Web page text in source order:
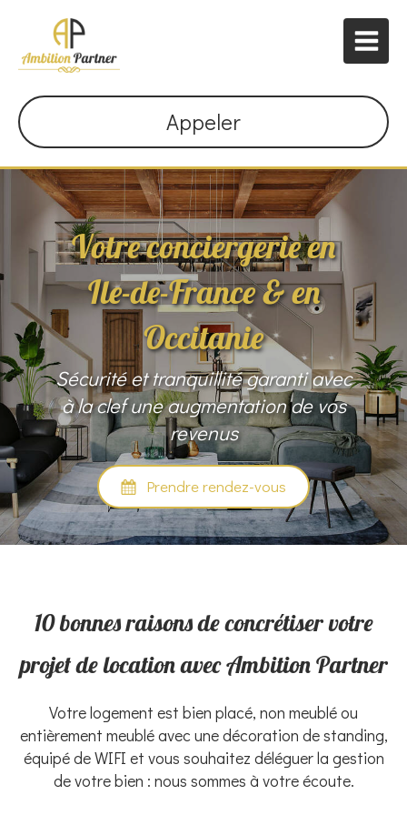
Appeler
Votre conciergerie en
Ile-de-France & en
Occitanie
Sécurité et tranquillité garanti avec
à la clef une augmentation de vos
revenus
Prendre rendez-vous
10 bonnes raisons de concrétiser votre
projet de location avec Ambition Partner
Votre logement est bien placé, non meublé ou
entièrement meublé avec une décoration de standing,
équipé de WIFI et vous souhaitez déléguer la gestion
de votre bien : nous sommes à votre écoute.